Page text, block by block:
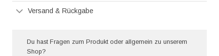
Versand & Rückgabe
Du hast Fragen zum Produkt oder allgemein zu unserem
Shop?